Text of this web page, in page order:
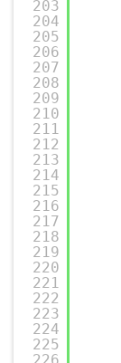
203
204
205
206
207
208
209
210
211
212
213
214
215
216
217
218
219
220
221
222
223
224
225